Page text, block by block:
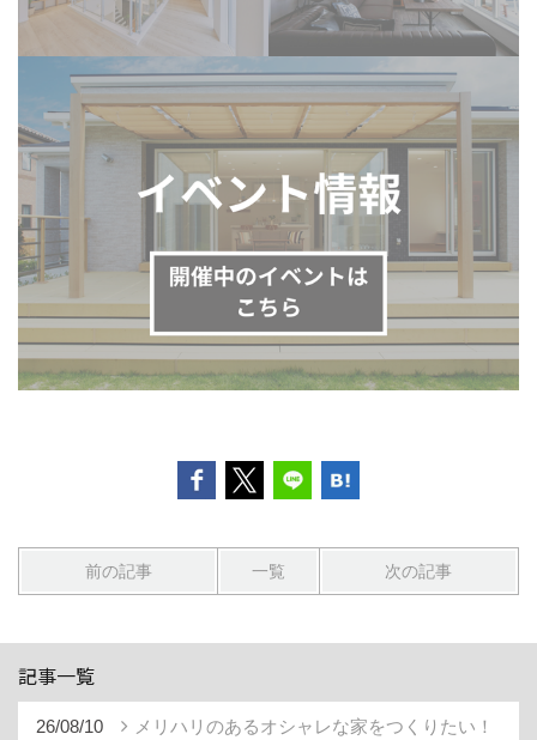
前の記事 一覧 次の記事
記事一覧
26/08/10
メリハリのあるオシャレな家をつくりたい！